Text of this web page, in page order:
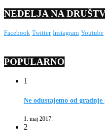
NEDELJA NA
Facebook Twitter Instagram Youtube
POPULARNO
1
Ne odustajemo od gradnje
1. maj 2017.
2